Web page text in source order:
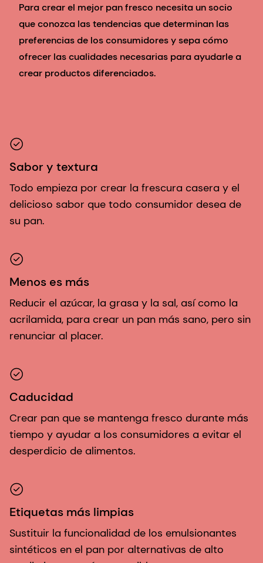
Para crear el mejor pan fresco necesita un socio
que conozca las tendencias que determinan las
preferencias de los consumidores y sepa cómo
ofrecer las cualidades necesarias para ayudarle a
crear productos diferenciados.
Sabor y textura
Todo empieza por crear la frescura casera y el
delicioso sabor que todo consumidor desea de
su pan.
Menos es más
Reducir el azúcar, la grasa y la sal, así como la
acrilamida, para crear un pan más sano, pero sin
renunciar al placer.
Caducidad
Crear pan que se mantenga fresco durante más
tiempo y ayudar a los consumidores a evitar el
desperdicio de alimentos.
Etiquetas más limpias
Sustituir la funcionalidad de los emulsionantes
sintéticos en el pan por alternativas de alto